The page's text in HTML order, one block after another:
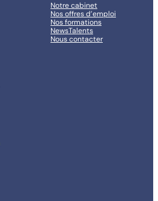
Notre cabinet
Nos offres d’emploi
Nos formations
NewsTalents
Nous contacter